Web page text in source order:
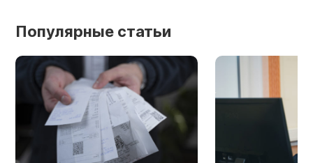
Популярные статьи